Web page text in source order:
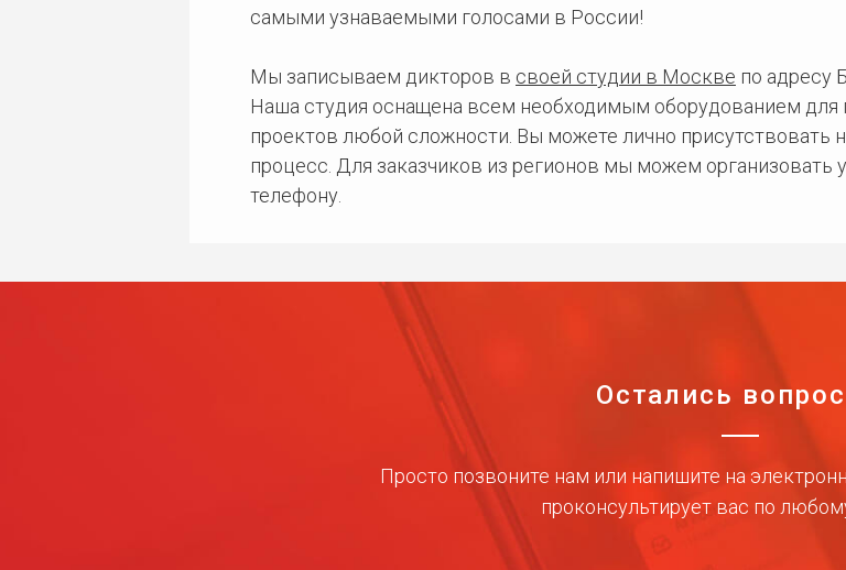
самыми узнаваемыми голосами в России!
Мы записываем дикторов в своей студии в Москве по адресу
Наша студия оснащена всем необходимым оборудованием для
проектов любой сложности. Вы можете лично присутствовать
процесс. Для заказчиков из регионов мы можем организовать
телефону.
Остались
Просто позвоните нам или напишите на
проконсультирует вас по